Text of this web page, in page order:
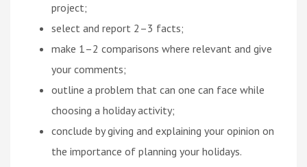
project;
select and report 2–3 facts;
make 1–2 comparisons where relevant and give
your comments;
outline a problem that can one can face while
choosing a holiday activity;
conclude by giving and explaining your opinion on
the importance of planning your holidays.